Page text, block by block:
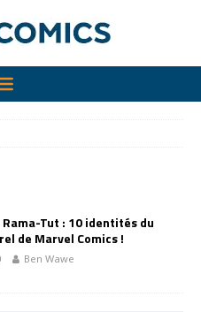
Tut : 10 identités du
de Marvel Comics !
Ben Wawe